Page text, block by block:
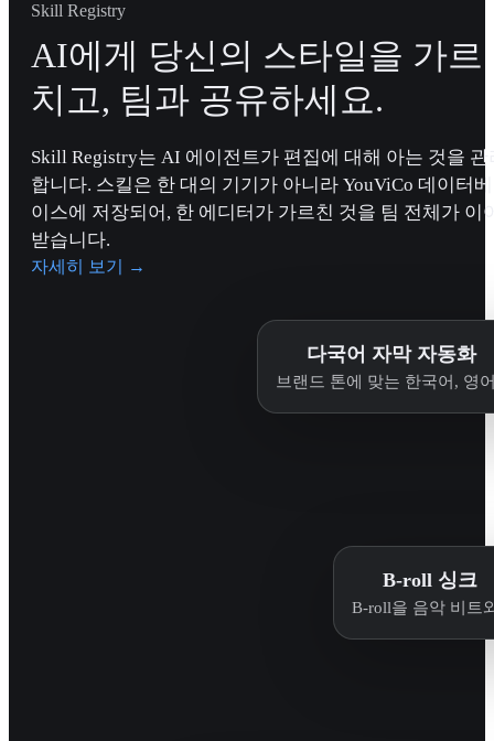
Skill Registry
AI에게 당신의 스타일을 가르
치고, 팀과 공유하세요.
Skill Registry는 AI 에이전트가 편집에 대해 아는 것을 관
합니다. 스킬은 한 대의 기기가 아니라 YouViCo 데이터베
이스에 저장되어, 한 에디터가 가르친 것을 팀 전체가 이
받습니다.
자세히 보기 →
다국어 자막 자동화
브랜드 톤에 맞는 한국어, 영
B-roll 싱크
B-roll을 음악 비트